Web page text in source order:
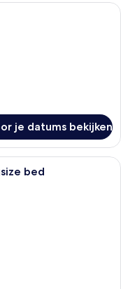
hotelkamer met een
je datums bekijken
hotelkamer met een
bed